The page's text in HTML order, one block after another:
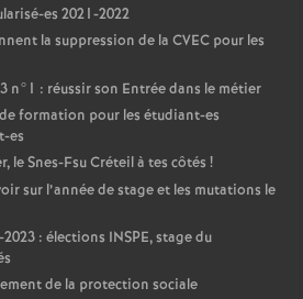
es 2021-2022
la suppression de la CVEC pour les
n°1 : réussir son Entrée dans le métier
formation pour les étudiant-es
es
le Snes-Fsu Créteil à tes côtés !
sur l’année de stage et les mutations le
: élections INSPE, stage du
de la protection sociale